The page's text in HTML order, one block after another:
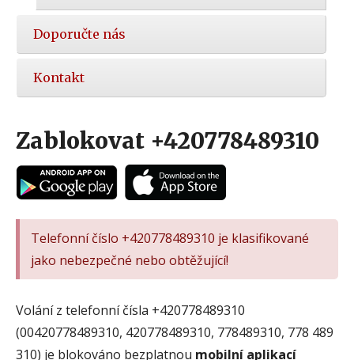
Doporučte nás
Kontakt
Zablokovat +420778489310
Telefonní číslo +420778489310 je klasifikované
jako nebezpečné nebo obtěžující!
Volání z telefonní čísla +420778489310
(00420778489310, 420778489310, 778489310, 778 489
310) je blokováno bezplatnou mobilní aplikací